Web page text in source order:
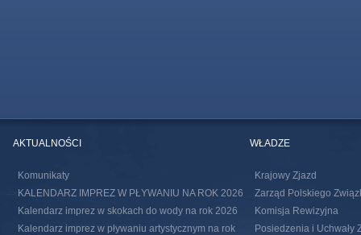
AKTUALNOŚCI
Komunikaty
KALENDARZ IMPREZ W PŁYWANIU NA ROK 2026
Kalendarz imprez w skokach do wody na rok 2026
Kalendarz imprez w pływaniu artystycznym na rok
WŁADZE
Krajowy Zjazd
Zarząd Polskiego
Komisja Rewizyjna
Posiedzenia i Uchwały